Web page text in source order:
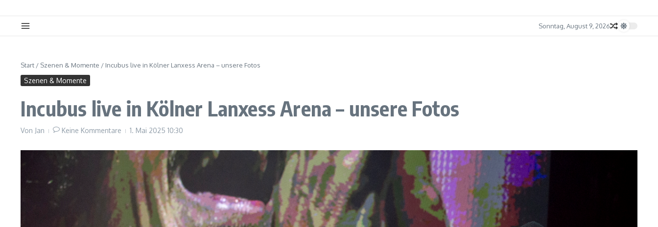
Sonntag, August 9, 2026
Start / Szenen & Momente / Incubus live in Kölner Lanxess Arena – unsere Fotos
Szenen & Momente
Incubus live in Kölner Lanxess Arena – unsere Fotos
Von Jan Keine Kommentare 1. Mai 2025 10:30